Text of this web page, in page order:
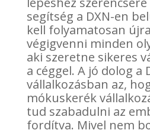
segítség a DXN-en
kell folyamatosan
végigvenni minden
aki szeretne sikeres
a céggel. A jó dolog a
vállalkozásban az,
mókuskerék
tud szabadulni az
fordítva. Mivel nem